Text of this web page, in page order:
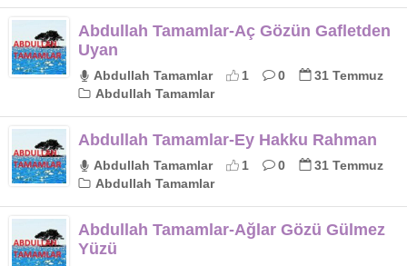
Abdullah Tamamlar-Aç Gözün Gafletden
Uyan
Abdullah Tamamlar 1 0
31 Temmuz
Abdullah Tamamlar
Abdullah Tamamlar-Ey Hakku Rahman
Abdullah Tamamlar 1 0
31 Temmuz
Abdullah Tamamlar
Abdullah Tamamlar-Ağlar Gözü Gülmez
Yüzü